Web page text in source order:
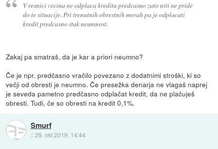
V resnici vecina ne odplaca kredita predcasno zato niti ne pride
do te situacije. Pri trenutnih obrestnih merah pa je odplacati
kredit predcasno itak neumnost.
Zakaj pa smatraš, da je kar a priori neumno?
Če je npr. predčasno vračilo povezano z dodatnimi stroški, ki so
večji od obresti je neumno. Če presežka denarja ne vlagaš naprej
je seveda pametno predčasno odplačat kredit, da ne plačuješ
obresti. Tudi, če so obresti na kredit 0,1%.
Smurf
::29. okt 2019, 14:44